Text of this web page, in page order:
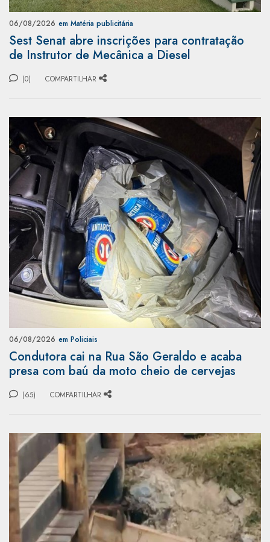
06/08/2026 em Matéria publicitária
Sest Senat abre inscrições para contratação
de Instrutor de Mecânica a Diesel
(0) COMPARTILHAR
06/08/2026 em Policiais
Condutora cai na Rua São Geraldo e acaba
presa com baú da moto cheio de cervejas
(65) COMPARTILHAR